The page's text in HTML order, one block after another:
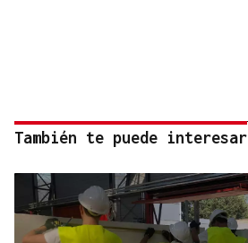
También te puede interesar